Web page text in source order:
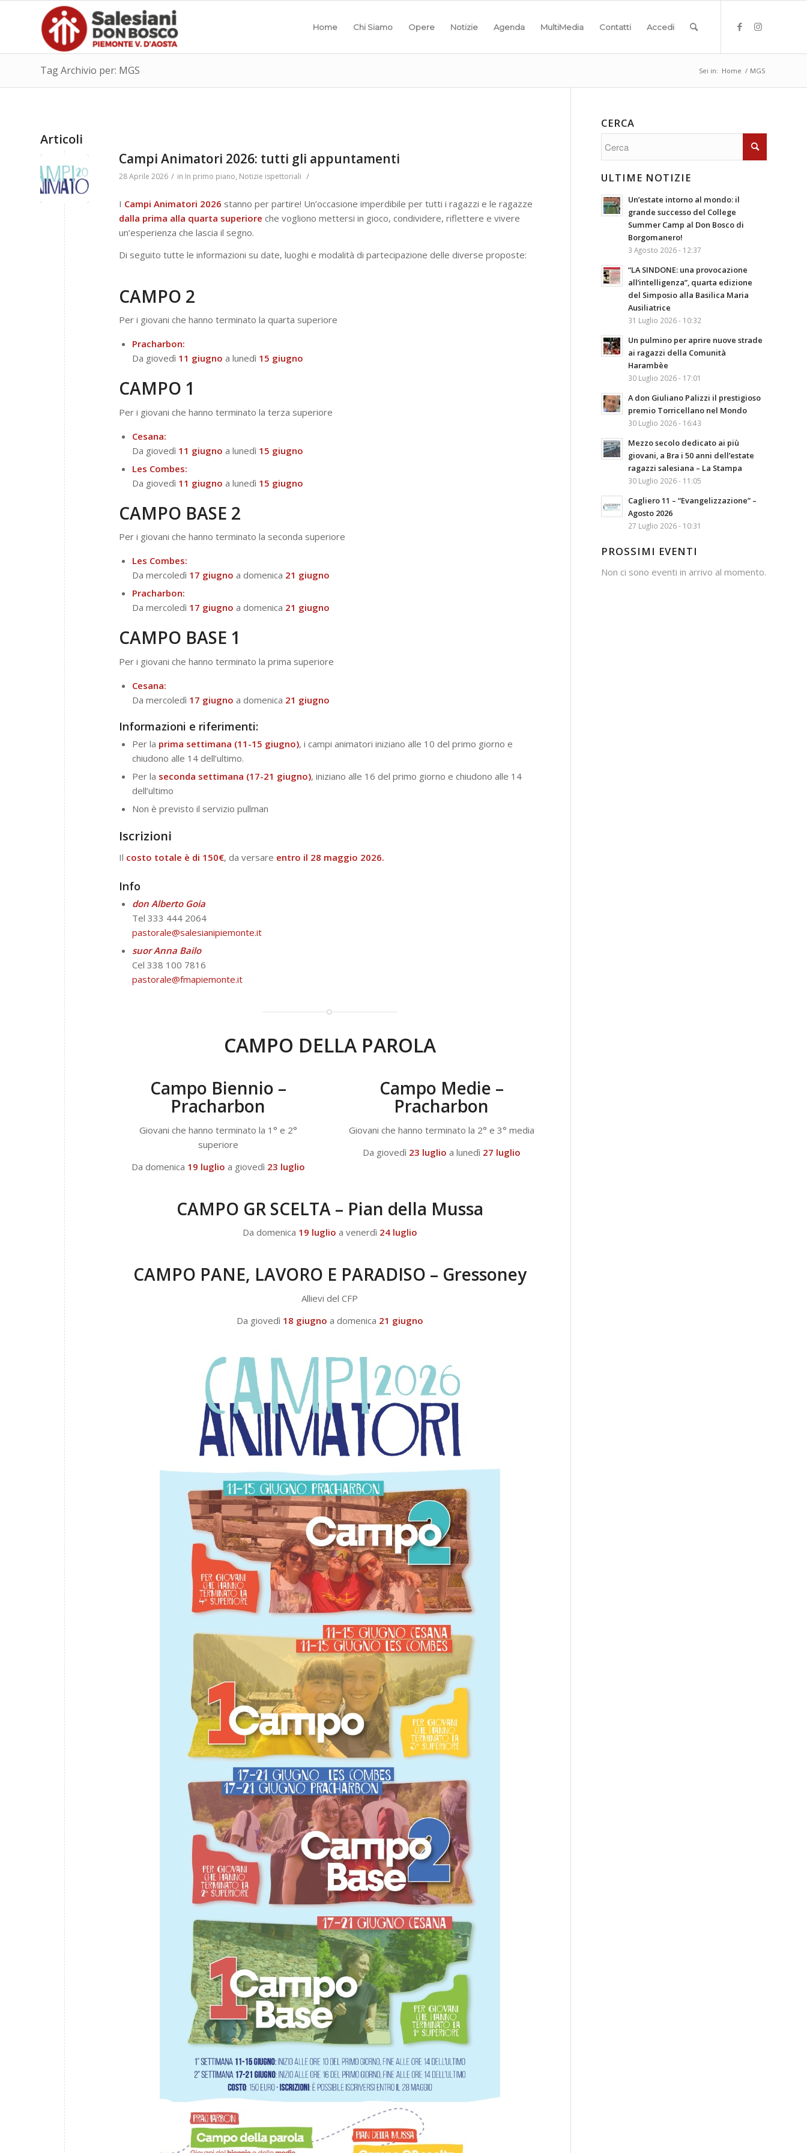
Home Chi Siamo Opere Notizie Agenda MultiMedia Contatti Accedi
Tag Archivio per: MGS Sei in: Home / MGS
Articoli
Campi Animatori 2026: tutti gli appuntamenti
28 Aprile 2026 / in In primo piano, Notizie ispettoriali /
I Campi Animatori 2026 stanno per partire! Un’occasione imperdibile per tutti i ragazzi e le ragazze
dalla prima alla quarta superiore che vogliono mettersi in gioco, condividere, riflettere e vivere
un’esperienza che lascia il segno.
Di seguito tutte le informazioni su date, luoghi e modalità di partecipazione delle diverse proposte:
CAMPO 2
Per i giovani che hanno terminato la quarta superiore
Pracharbon:
Da giovedì 11 giugno a lunedì 15 giugno
CAMPO 1
Per i giovani che hanno terminato la terza superiore
Cesana:
Da giovedì 11 giugno a lunedì 15 giugno
Les Combes:
Da giovedì 11 giugno a lunedì 15 giugno
CAMPO BASE 2
Per i giovani che hanno terminato la seconda superiore
Les Combes:
Da mercoledì 17 giugno a domenica 21 giugno
Pracharbon:
Da mercoledì 17 giugno a domenica 21 giugno
CAMPO BASE 1
Per i giovani che hanno terminato la prima superiore
Cesana:
Da mercoledì 17 giugno a domenica 21 giugno
Informazioni e riferimenti:
Per la prima settimana (11-15 giugno), i campi animatori iniziano alle 10 del primo giorno e
chiudono alle 14 dell’ultimo.
Per la seconda settimana (17-21 giugno), iniziano alle 16 del primo giorno e chiudono alle 14
dell’ultimo
Non è previsto il servizio pullman
Iscrizioni
Il costo totale è di 150€, da versare entro il 28 maggio 2026.
Info
don Alberto Goia
Tel 333 444 2064
pastorale@salesianipiemonte.it
suor Anna Bailo
Cel 338 100 7816
pastorale@fmapiemonte.it
CAMPO DELLA PAROLA
Campo Biennio –
Pracharbon
Giovani che hanno terminato la 1° e 2°
superiore
Da domenica 19 luglio a giovedì 23 luglio
Campo Medie –
Pracharbon
Giovani che hanno terminato la 2° e 3° media
Da giovedì 23 luglio a lunedì 27 luglio
CAMPO GR SCELTA – Pian della Mussa
Da domenica 19 luglio a venerdì 24 luglio
CAMPO PANE, LAVORO E PARADISO – Gressoney
Allievi del CFP
Da giovedì 18 giugno a domenica 21 giugno
CERCA
ULTIME NOTIZIE
Un’estate intorno al mondo: il
grande successo del College
Summer Camp al Don Bosco di
Borgomanero!
3 Agosto 2026 - 12:37
“LA SINDONE: una provocazione
all’intelligenza”, quarta edizione
del Simposio alla Basilica Maria
Ausiliatrice
31 Luglio 2026 - 10:32
Un pulmino per aprire nuove strade
ai ragazzi della Comunità
Harambèe
30 Luglio 2026 - 17:01
A don Giuliano Palizzi il prestigioso
premio Torricellano nel Mondo
30 Luglio 2026 - 16:43
Mezzo secolo dedicato ai più
giovani, a Bra i 50 anni dell’estate
ragazzi salesiana – La Stampa
30 Luglio 2026 - 11:05
Cagliero 11 – “Evangelizzazione” –
Agosto 2026
27 Luglio 2026 - 10:31
PROSSIMI EVENTI
Non ci sono eventi in arrivo al momento.